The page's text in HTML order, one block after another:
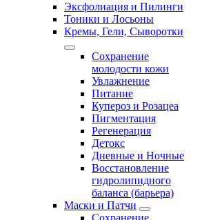
Эксфолиация и Пилинги
Тоники и Лосьоны
Кремы, Гели, Сыворотки
Сохранение
молодости кожи
Увлажнение
Питание
Купероз и Розацеа
Пигментация
Регенерация
Детокс
Дневные и Ночные
Восстановление
гидролипидного
баланса (барьера)
Маски и Патчи